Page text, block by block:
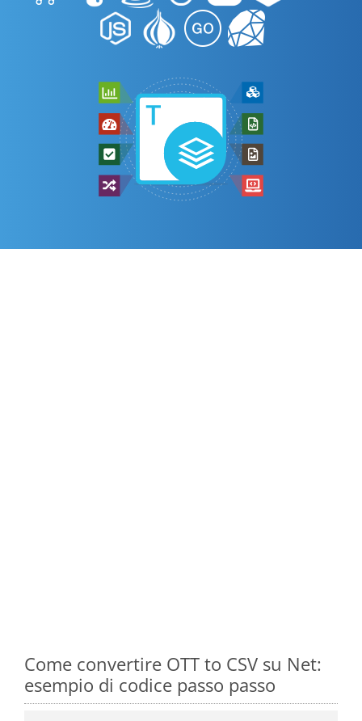
Come convertire OTT to CSV su Net:
esempio di codice passo passo